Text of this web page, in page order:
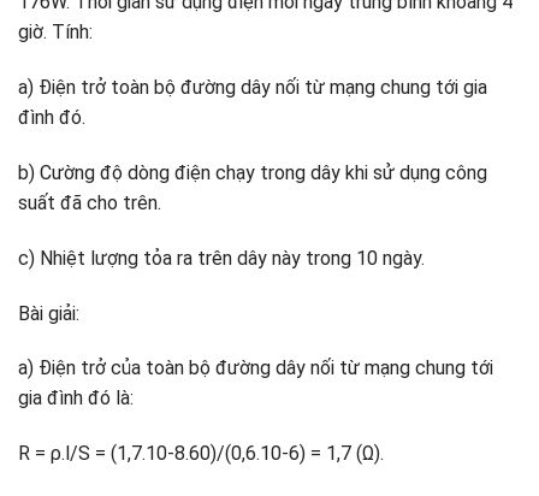
giờ. Tính:
a) Điện trở toàn bộ đường dây nối từ mạng chung tới gia
đình đó.
b) Cường độ dòng điện chạy trong dây khi sử dụng công
suất đã cho trên.
c) Nhiệt lượng tỏa ra trên dây này trong 10 ngày.
Bài giải:
a) Điện trở của toàn bộ đường dây nối từ mạng chung tới
gia đình đó là:
R = ρ.l/S = (1,7.10-8.60)/(0,6.10-6) = 1,7 (Ω).